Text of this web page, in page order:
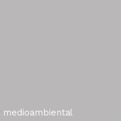
medioambiental